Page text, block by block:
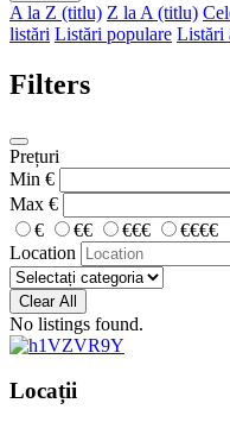
A la Z (titlu) Z la A (titlu)
listări Listări populare Listări
Filters
Prețuri
Min €
Max €
€
€€ €€€
€€€€
Location
Clear All
No listings found.
Locații